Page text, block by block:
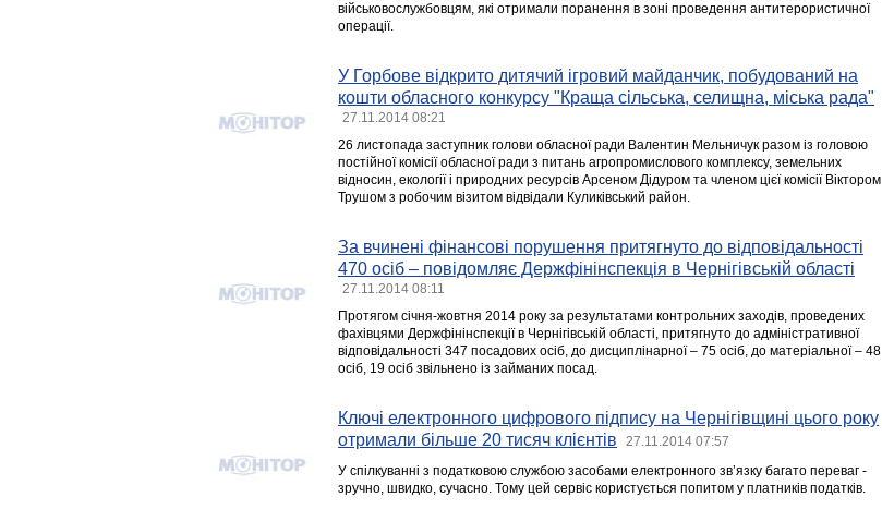
військовослужбовцям, які отримали поранення в зоні проведення антитерористичної
операції.
У Горбове відкрито дитячий ігровий майданчик, побудований на
кошти обласного конкурсу "Краща сільська, селищна, міська рада"
27.11.2014 08:21
26 листопада заступник голови обласної ради Валентин Мельничук разом із головою
постійної комісії обласної ради з питань агропромислового комплексу, земельних
відносин, екології і природних ресурсів Арсеном Дідуром та членом цієї комісії Віктором
Трушом з робочим візитом відвідали Куликівський район.
За вчинені фінансові порушення притягнуто до відповідальності
470 осіб – повідомляє Держфінінспекція в Чернігівській області
27.11.2014 08:11
Протягом січня-жовтня 2014 року за результатами контрольних заходів, проведених
фахівцями Держфінінспекції в Чернігівській області, притягнуто до адміністративної
відповідальності 347 посадових осіб, до дисциплінарної – 75 осіб, до матеріальної – 48
осіб, 19 осіб звільнено із займаних посад.
Ключі електронного цифрового підпису на Чернігівщині цього року
отримали більше 20 тисяч клієнтів
27.11.2014 07:57
У спілкуванні з податковою службою засобами електронного зв’язку багато переваг -
зручно, швидко, сучасно. Тому цей сервіс користується попитом у платників податків.